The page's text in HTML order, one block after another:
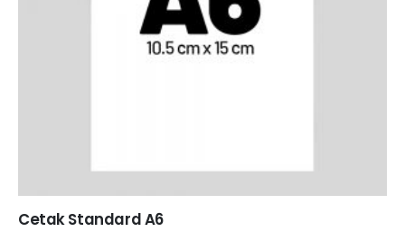
Cetak Standard A6